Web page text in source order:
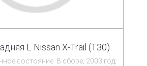
L Nissan X-Trail (T30)
состояние. В сборе; 2003 год;